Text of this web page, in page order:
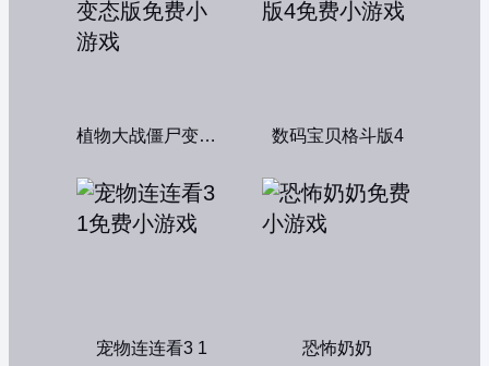
植物大战僵尸变态版 数码宝贝格斗版4
宠物连连看3 1 恐怖奶奶